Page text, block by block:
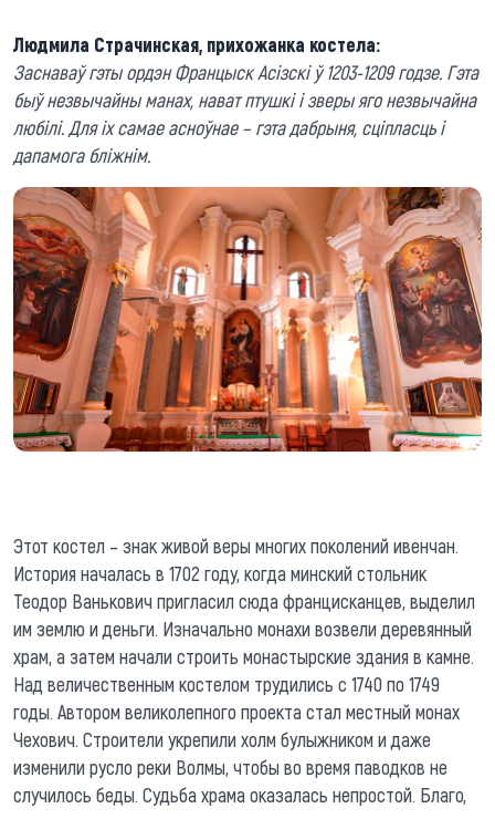
Людмила Страчинская, прихожанка костела:
Заснаваў гэты ордэн Францыск Асізскі ў 1203-1209 годзе. Гэта
быў незвычайны манах, нават птушкі і зверы яго незвычайна
любілі. Для іх самае асноўнае – гэта дабрыня, сціпласць і
дапамога бліжнім.
Этот костел – знак живой веры многих поколений ивенчан.
История началась в 1702 году, когда минский стольник
Теодор Ванькович пригласил сюда францисканцев, выделил
им землю и деньги. Изначально монахи возвели деревянный
храм, а затем начали строить монастырские здания в камне.
Над величественным костелом трудились с 1740 по 1749
годы. Автором великолепного проекта стал местный монах
Чехович. Строители укрепили холм булыжником и даже
изменили русло реки Волмы, чтобы во время паводков не
случилось беды. Судьба храма оказалась непростой. Благо,